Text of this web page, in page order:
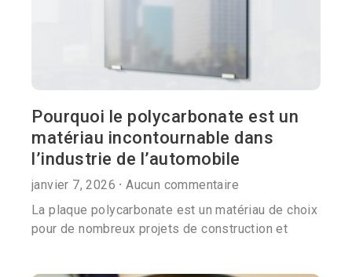
Pourquoi le polycarbonate est un
matériau incontournable dans
l’industrie de l’automobile
janvier 7, 2026
Aucun commentaire
La plaque polycarbonate est un matériau de choix
pour de nombreux projets de construction et